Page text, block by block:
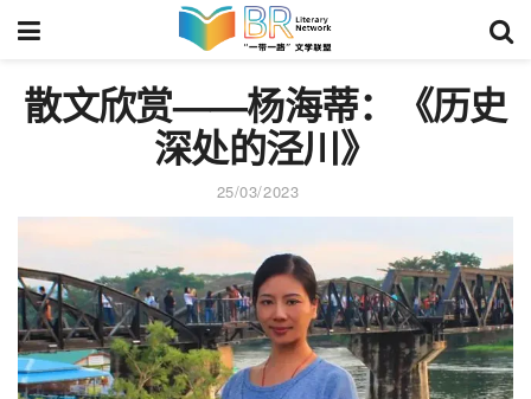
散文欣赏——杨海蒂：《历史
深处的泾川》
25/03/2023